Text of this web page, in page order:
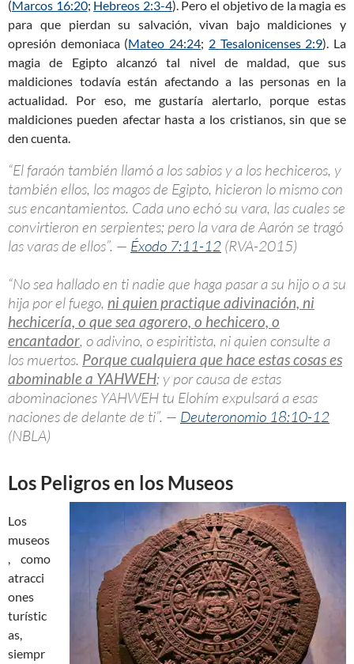
(Marcos 16:20; Hebreos 2:3-4). Pero el objetivo de la magia es
para que pierdan su salvación, vivan bajo maldiciones y
opresión demoniaca (Mateo 24:24; 2 Tesalonicenses 2:9). La
magia de Egipto alcanzó tal nivel de maldad, que sus
maldiciones todavía están afectando a las personas en la
actualidad. Por eso, me gustaría alertarlo, porque estas
maldiciones pueden afectar hasta a los cristianos, sin que se
den cuenta.
“El faraón también llamó a los sabios y a los hechiceros, y
también ellos, los magos de Egipto, hicieron lo mismo con
sus encantamientos. Cada uno echó su vara, las cuales se
convirtieron en serpientes; pero la vara de Aarón se tragó
las varas de ellos”. — Éxodo 7:11-12 (RVA-2015)
“No sea hallado en ti nadie que haga pasar a su hijo o a su
hija por el fuego, ni quien practique adivinación, ni
hechicería, o que sea agorero, o hechicero, o
encantador, o adivino, o espiritista, ni quien consulte a
los muertos. Porque cualquiera que hace estas cosas es
abominable a YAHWEH; y por causa de estas
abominaciones YAHWEH tu Elohím expulsará a esas
naciones de delante de ti”. — Deuteronomio 18:10-12
(NBLA)
Los Peligros en los Museos
Los
museos
, como
atracci
ones
turístic
as,
siempr